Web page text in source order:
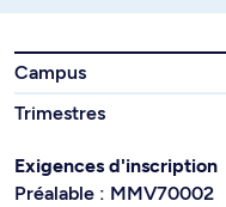
Campus
Trimestres
Exigences d'inscription
Préalable : MMV70002